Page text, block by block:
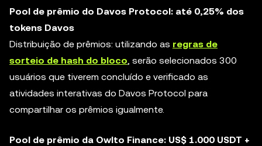
Pool de prêmio do Davos Protocol: até 0,25% dos
tokens Davos
Distribuição de prêmios: utilizando as regras de
sorteio de hash do bloco, serão selecionados 300
usuários que tiverem concluído e verificado as
atividades interativas do Davos Protocol para
compartilhar os prêmios igualmente.
Pool de prêmio da Owlto Finance: US$ 1.000 USDT +